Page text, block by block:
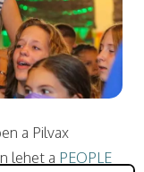
a Pilvax
lehet a PEOPLE